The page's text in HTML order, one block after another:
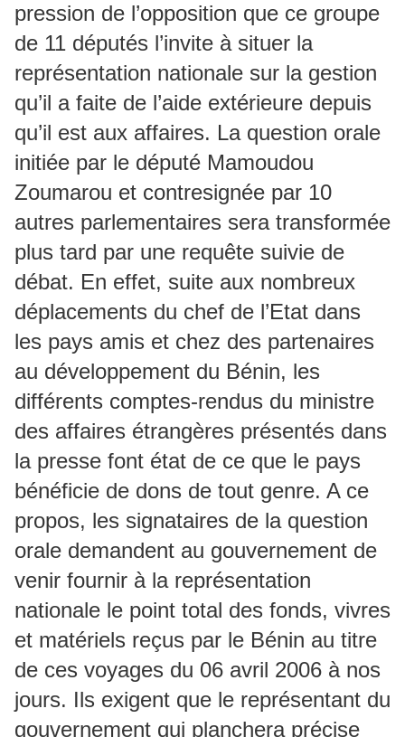
pression de l’opposition que ce groupe
de 11 députés l’invite à situer la
représentation nationale sur la gestion
qu’il a faite de l’aide extérieure depuis
qu’il est aux affaires. La question orale
initiée par le député Mamoudou
Zoumarou et contresignée par 10
autres parlementaires sera transformée
plus tard par une requête suivie de
débat. En effet, suite aux nombreux
déplacements du chef de l’Etat dans
les pays amis et chez des partenaires
au développement du Bénin, les
différents comptes-rendus du ministre
des affaires étrangères présentés dans
la presse font état de ce que le pays
bénéficie de dons de tout genre. A ce
propos, les signataires de la question
orale demandent au gouvernement de
venir fournir à la représentation
nationale le point total des fonds, vivres
et matériels reçus par le Bénin au titre
de ces voyages du 06 avril 2006 à nos
jours. Ils exigent que le représentant du
gouvernement qui planchera précise